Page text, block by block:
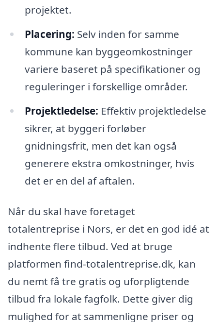
projektet.
Placering: Selv inden for samme
kommune kan byggeomkostninger
variere baseret på specifikationer og
reguleringer i forskellige områder.
Projektledelse: Effektiv projektledelse
sikrer, at byggeri forløber
gnidningsfrit, men det kan også
generere ekstra omkostninger, hvis
det er en del af aftalen.
Når du skal have foretaget
totalentreprise i Nors, er det en god idé at
indhente flere tilbud. Ved at bruge
platformen find-totalentreprise.dk, kan
du nemt få tre gratis og uforpligtende
tilbud fra lokale fagfolk. Dette giver dig
mulighed for at sammenligne priser og